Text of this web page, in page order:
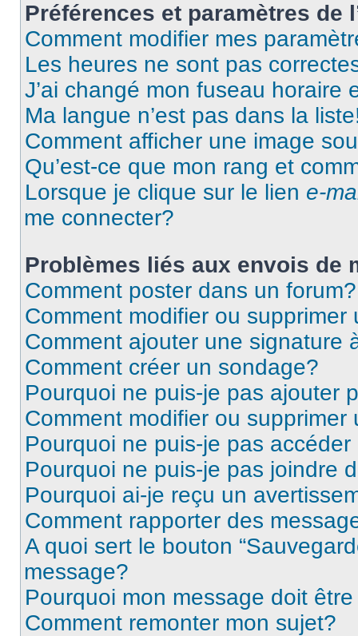
Préférences et paramètres de
Comment modifier mes
Les heures ne sont pas
J’ai changé mon fuseau horaire
Ma langue n’est pas dans la
Comment afficher une image
Qu’est-ce que mon rang et
Lorsque je clique sur le lien e-
me connecter?
Problèmes liés aux envois de
Comment poster dans un forum?
Comment modifier ou supprimer
Comment ajouter une signature
Comment créer un sondage?
Pourquoi ne puis-je pas ajouter
Comment modifier ou supprimer
Pourquoi ne puis-je pas
Pourquoi ne puis-je pas joindre
Pourquoi ai-je reçu un
Comment rapporter des
A quoi sert le bouton
message?
Pourquoi mon message doit
Comment remonter mon sujet?